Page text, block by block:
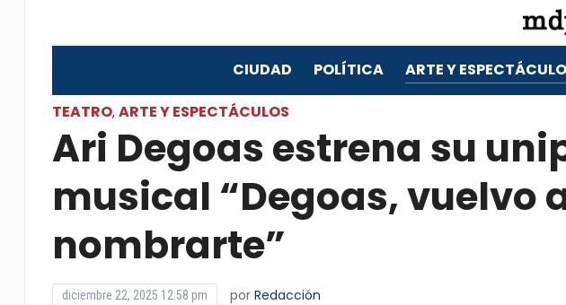
CIUDAD POLÍTICA ARTE Y
TEATRO, ARTE Y ESPECTÁCULOS
Ari Degoas estrena su
musical “Degoas, vuelvo
nombrarte”
diciembre 22, 2025 12:58 pm por Redacción